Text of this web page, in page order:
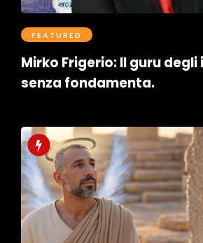
FEATURED
Mirko Frigerio: Il guru
senza fondamenta.